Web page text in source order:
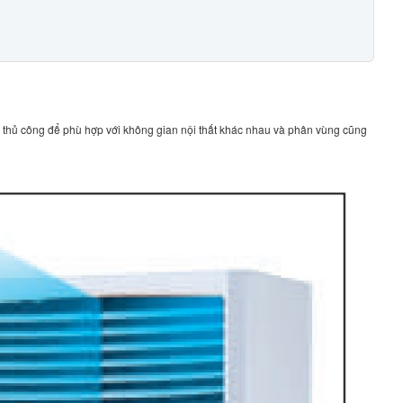
công để phù hợp với không gian nội thất khác nhau và phân vùng cũng